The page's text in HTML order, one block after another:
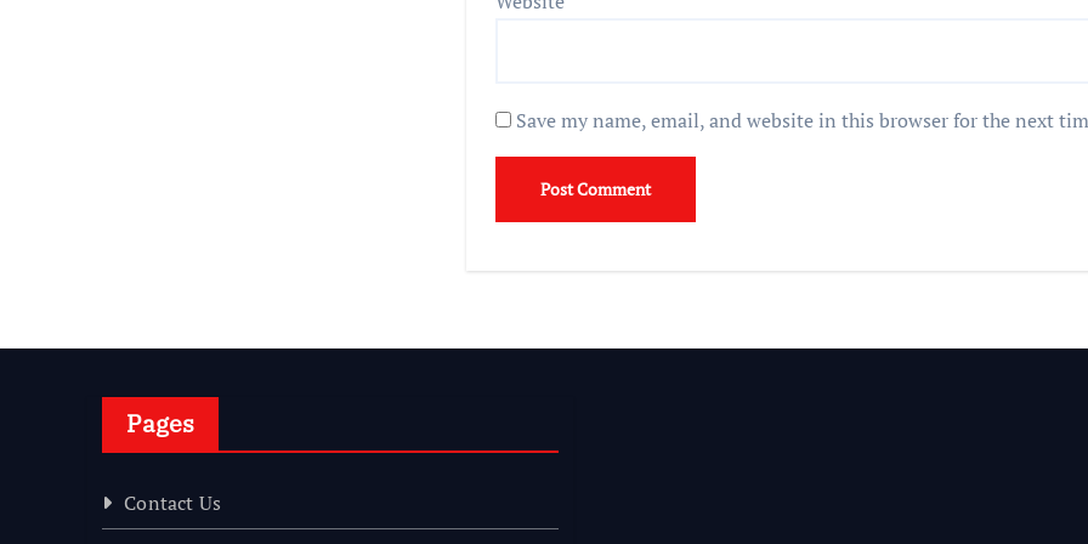
Save my name, email, and website in this browser for the next
Pages
Contact Us